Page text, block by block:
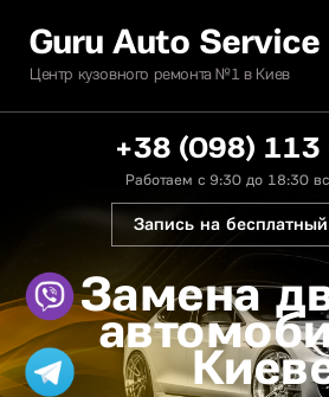
Guru Auto Service
Центр кузовного ремонта №1 в Киев
+38 (098)
Работаем с 9:30 до 18:30
Запись на
Замена